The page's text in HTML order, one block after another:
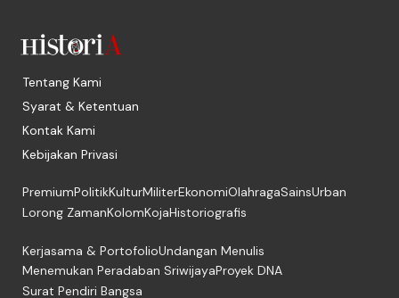
Tentang Kami
Syarat & Ketentuan
Kontak Kami
Kebijakan Privasi
PremiumPolitikKulturMiliterEkonomiOlahragaSainsUrban
Lorong ZamanKolomKojaHistoriografis
Kerjasama & PortofolioUndangan Menulis
Menemukan Peradaban SriwijayaProyek DNA
Surat Pendiri Bangsa